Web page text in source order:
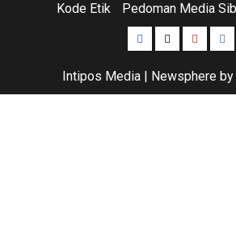
Kode Etik Pedoman Media
Facebook
TwitterYoutube
Intipos Media Newsphereby